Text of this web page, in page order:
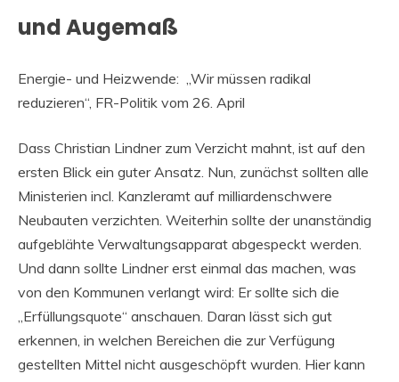
und Augemaß
Energie- und Heizwende: „Wir müssen radikal
reduzieren“, FR-Politik vom 26. April
Dass Christian Lindner zum Verzicht mahnt, ist auf den
ersten Blick ein guter Ansatz. Nun, zunächst sollten alle
Ministerien incl. Kanzleramt auf milliardenschwere
Neubauten verzichten. Weiterhin sollte der unanständig
aufgeblähte Verwaltungsapparat abgespeckt werden.
Und dann sollte Lindner erst einmal das machen, was
von den Kommunen verlangt wird: Er sollte sich die
„Erfüllungsquote“ anschauen. Daran lässt sich gut
erkennen, in welchen Bereichen die zur Verfügung
gestellten Mittel nicht ausgeschöpft wurden. Hier kann